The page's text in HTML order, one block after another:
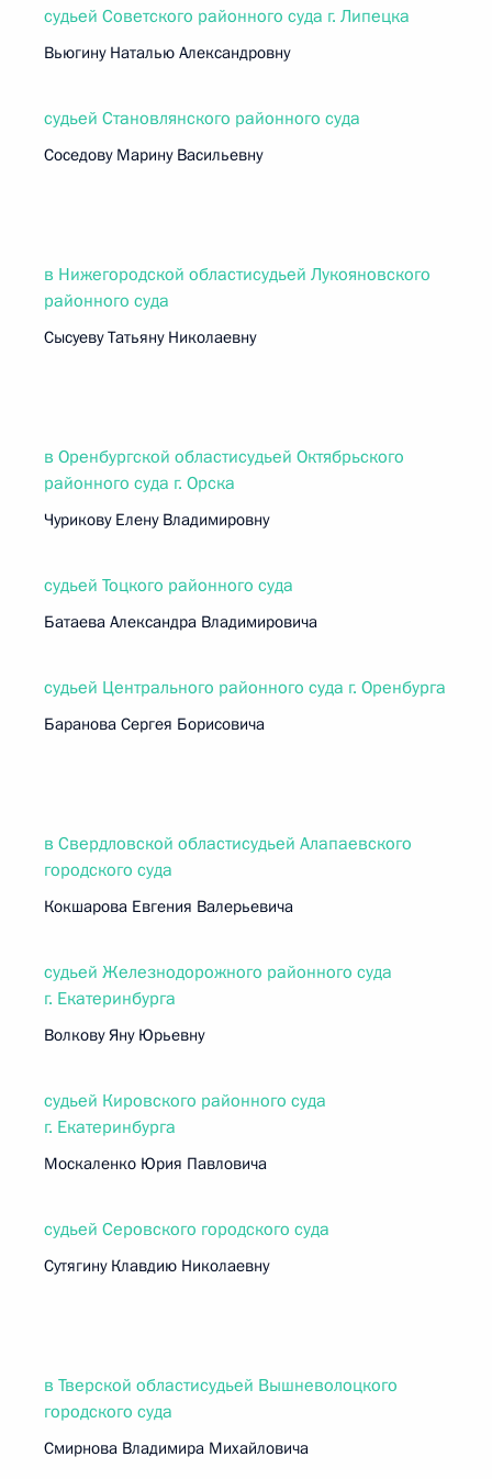
судьей Советского районного суда г. Липецка
Вьюгину Наталью Александровну
судьей Становлянского районного суда
Соседову Марину Васильевну
в Нижегородской областисудьей Лукояновского
районного суда
Сысуеву Татьяну Николаевну
в Оренбургской областисудьей Октябрьского
районного суда г. Орска
Чурикову Елену Владимировну
судьей Тоцкого районного суда
Батаева Александра Владимировича
судьей Центрального районного суда г. Оренбурга
Баранова Сергея Борисовича
в Свердловской областисудьей Алапаевского
городского суда
Кокшарова Евгения Валерьевича
судьей Железнодорожного районного суда
г. Екатеринбурга
Волкову Яну Юрьевну
судьей Кировского районного суда
г. Екатеринбурга
Москаленко Юрия Павловича
судьей Серовского городского суда
Сутягину Клавдию Николаевну
в Тверской областисудьей Вышневолоцкого
городского суда
Смирнова Владимира Михайловича